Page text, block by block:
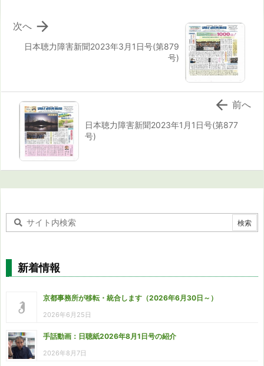
日本聴力障害新聞2023年3月1日号(第879
号)

次へ
日本聴力障害新聞2023年1月1日号(第877
号)
 前へ
新着情報
京都事務所が移転・統合します（2026年6月30日～）
2026年6月25日
手話動画：日聴紙2026年8月1日号の紹介
2026年8月7日